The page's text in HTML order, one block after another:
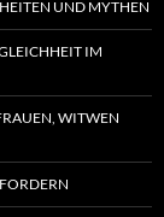
UND MYTHEN
IM
WITWEN